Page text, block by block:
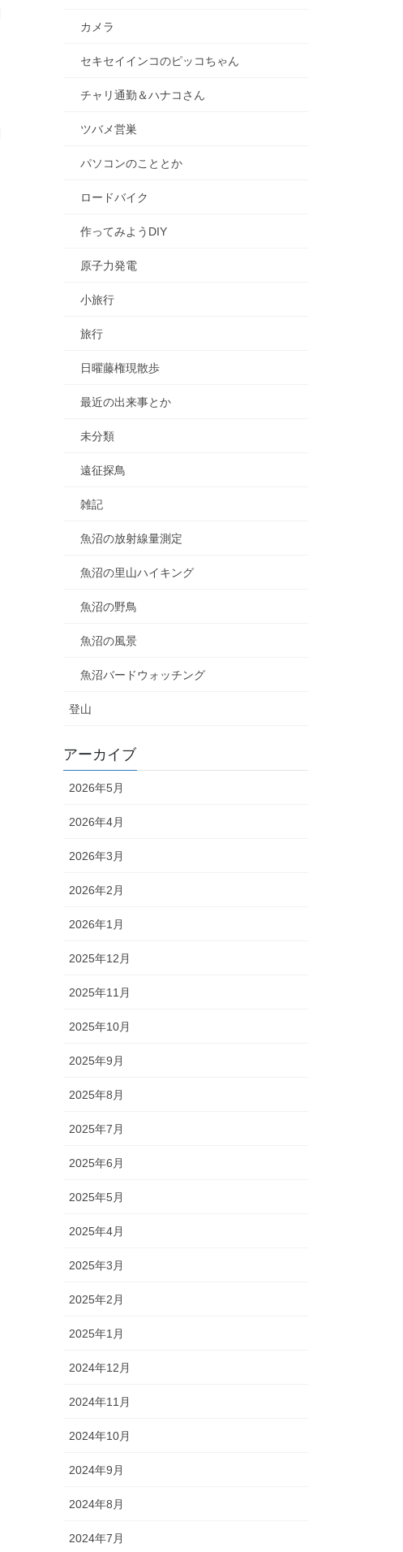
カメラ
セキセイインコのピッコちゃん
チャリ通勤＆ハナコさん
ツバメ営巣
パソコンのこととか
ロードバイク
作ってみようDIY
原子力発電
小旅行
旅行
日曜藤権現散歩
最近の出来事とか
未分類
遠征探鳥
雑記
魚沼の放射線量測定
魚沼の里山ハイキング
魚沼の野鳥
魚沼の風景
魚沼バードウォッチング
登山
アーカイブ
2026年5月
2026年4月
2026年3月
2026年2月
2026年1月
2025年12月
2025年11月
2025年10月
2025年9月
2025年8月
2025年7月
2025年6月
2025年5月
2025年4月
2025年3月
2025年2月
2025年1月
2024年12月
2024年11月
2024年10月
2024年9月
2024年8月
2024年7月